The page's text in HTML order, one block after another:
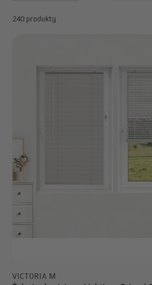
240 produkty
VICTORIA M